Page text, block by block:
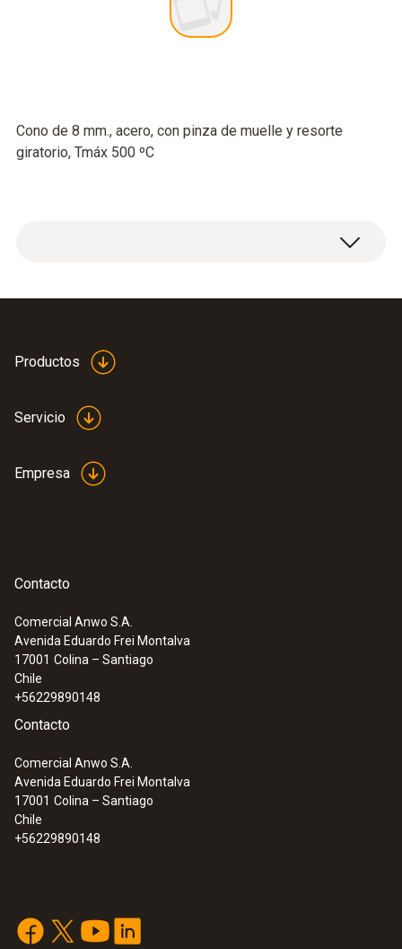
Cono de 8 mm., acero, con pinza de muelle y resorte
giratorio, Tmáx 500 ºC
:0563 3000 71
Set Advanced testo 330i - Analizador de
gases de combustión en un set
Productos
Servicio
Empresa
Contacto
Comercial Anwo S.A.
Avenida Eduardo Frei Montalva
17001 Colina – Santiago
Chile
+56229890148
Contacto
Comercial Anwo S.A.
Avenida Eduardo Frei Montalva
17001 Colina – Santiago
Chile
+56229890148